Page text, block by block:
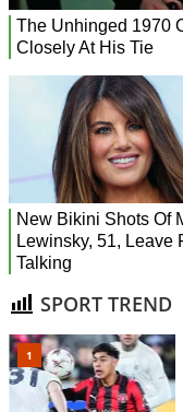
SPORT TREND